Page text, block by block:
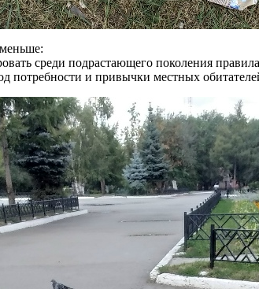
среди подрастающего поколения
потребности и привычки местных